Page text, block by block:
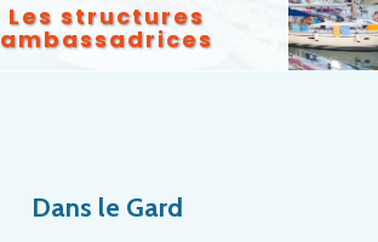
Les structures
ambassadrices
Dans le Gard